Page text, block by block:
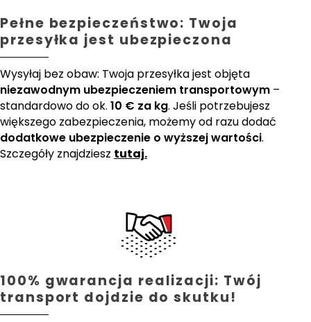
Pełne bezpieczeństwo: Twoja
przesyłka jest ubezpieczona
Wysyłaj bez obaw: Twoja przesyłka jest objęta
niezawodnym ubezpieczeniem transportowym –
standardowo do ok. 10 € za kg. Jeśli potrzebujesz
większego zabezpieczenia, możemy od razu dodać
dodatkowe ubezpieczenie o wyższej wartości.
Szczegóły znajdziesz tutaj.
100% gwarancja realizacji: Twój
transport dojdzie do skutku!